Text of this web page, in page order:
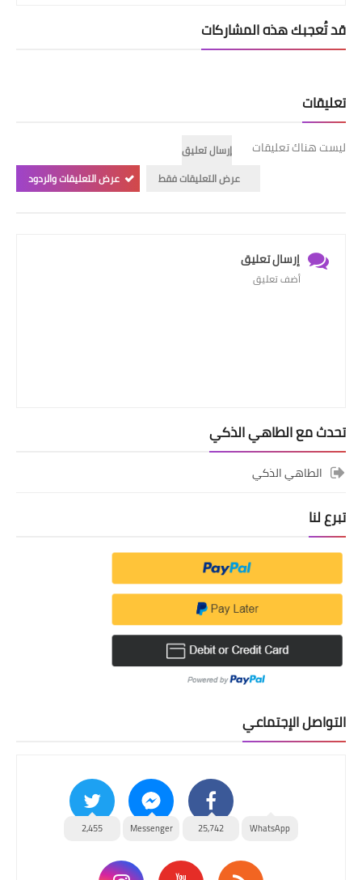
قد تُعجبك هذه المشاركات
تعليقات
ليست هناك تعليقات
إرسال تعليق
عرض التعليقات فقط
عرض التعليقات والردود
إرسال تعليق
أضف تعليق
تحدث مع الطاهي الذكي
الطاهي الذكي
تبرع لنا
التواصل الإجتماعي
WhatsApp
25,742
Messenger
2,455